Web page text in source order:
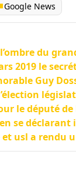
Google News
l’ombre du
2019 le
Guy
le député
se
et usl a rendu